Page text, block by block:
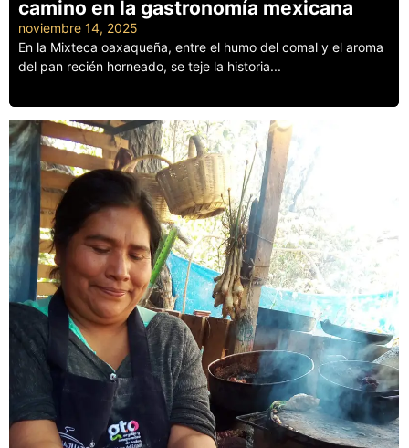
camino en la gastronomía mexicana
noviembre 14, 2025
En la Mixteca oaxaqueña, entre el humo del comal y el aroma
del pan recién horneado, se teje la historia...